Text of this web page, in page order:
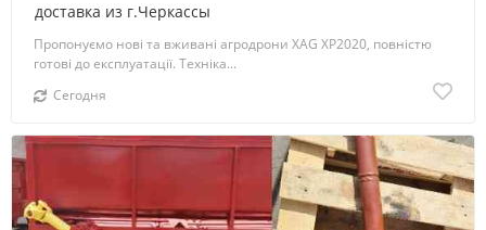
доставка из г.Черкассы
Пропонуємо нові та вживані агродрони XAG XP2020, повністю
готові до експлуатації. Техніка...
Сегодня